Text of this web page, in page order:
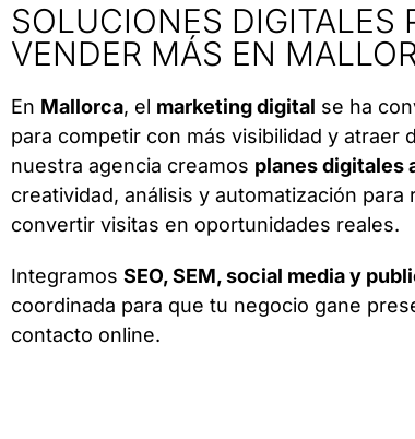
SOLUCIONES DIGITALES
VENDER MÁS EN
En Mallorca, el marketing digital se ha
para competir con más visibilidad y atraer
nuestra agencia creamos planes digitales
creatividad, análisis y automatización
convertir visitas en oportunidades reales.
Integramos SEO, SEM, social media y
coordinada para que tu negocio gane
contacto online.